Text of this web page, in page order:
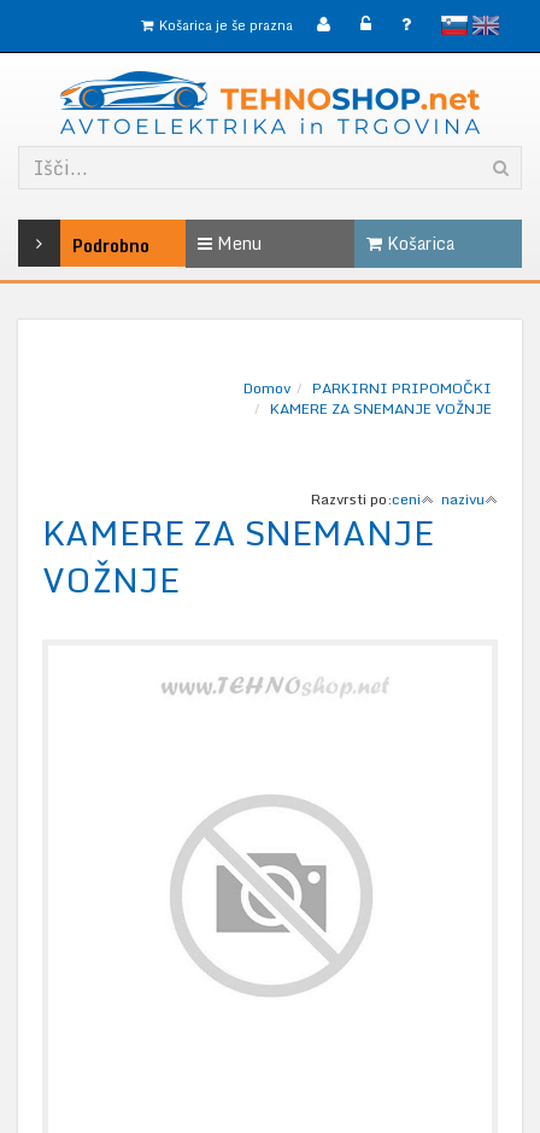
slovenskoEnglish
Košarica je še prazna
Podrobno Menu Košarica
Domov
PARKIRNI PRIPOMOČKI
KAMERE ZA SNEMANJE VOŽNJE
Razvrsti po:ceni nazivu
KAMERE ZA SNEMANJE
VOŽNJE